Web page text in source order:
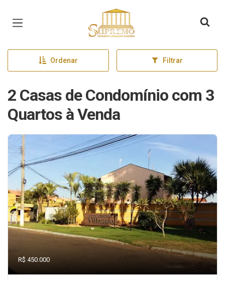
Página inicial
Ordenar Filtrar
2 Casas de Condomínio com 3
Quartos à Venda
R$ 450.000